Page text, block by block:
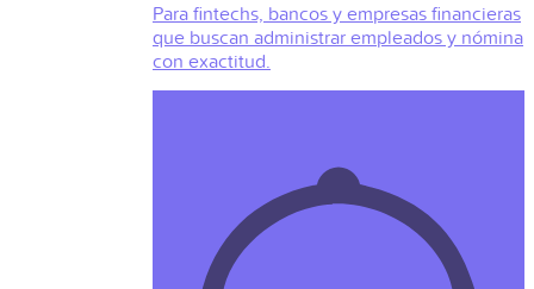
Para fintechs, bancos y empresas financieras
que buscan administrar empleados y nómina
con exactitud.